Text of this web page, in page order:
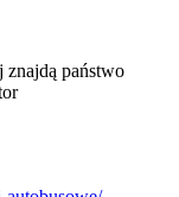
znajdą państwo